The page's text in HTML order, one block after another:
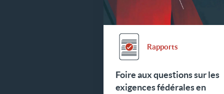
Rapports
Foire aux questions sur les
exigences fédérales en